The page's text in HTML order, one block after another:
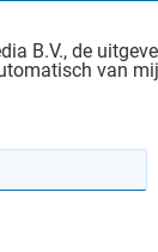
B.V., de
van